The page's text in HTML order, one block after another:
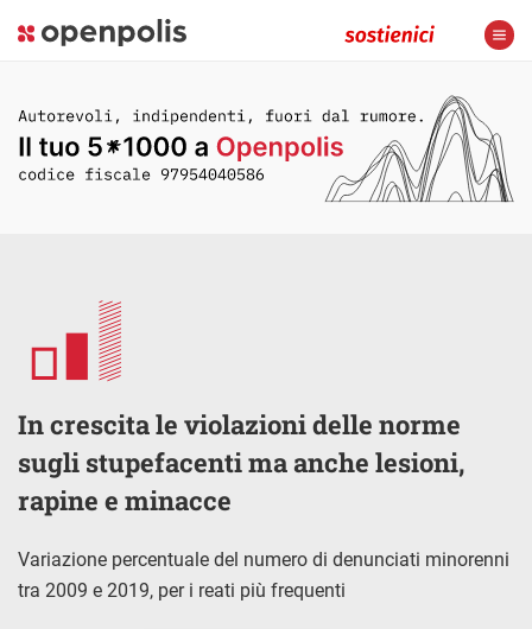
In crescita le violazioni delle norme
sugli stupefacenti ma anche lesioni,
rapine e minacce
Variazione percentuale del numero di denunciati minorenni
tra 2009 e 2019, per i reati più frequenti